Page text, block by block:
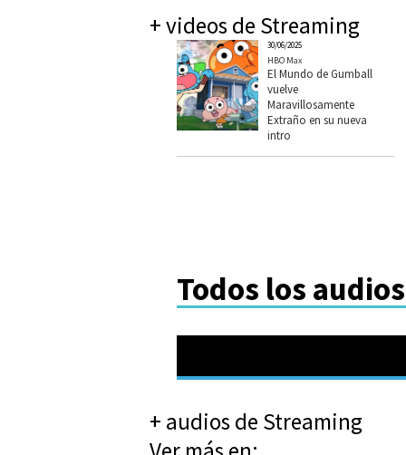
+ videos de Streaming
30/06/2025
HBO Max
El Mundo de Gumball
vuelve
Maravillosamente
Extraño en su nueva
intro
Todos los
+ audios de Streaming